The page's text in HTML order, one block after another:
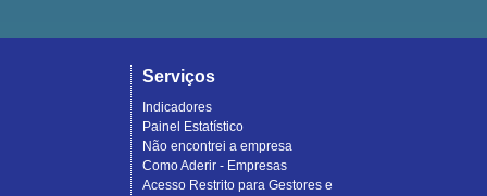
Serviços
Indicadores
Painel Estatístico
Não encontrei a empresa
Como Aderir - Empresas
Acesso Restrito para Gestores e